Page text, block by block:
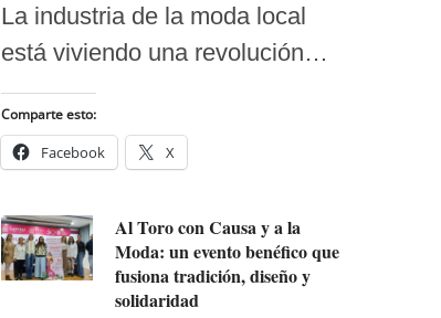
La industria de la moda local
está viviendo una revolución…
Comparte esto:
Facebook X
Al Toro con Causa y a la
Moda: un evento benéfico que
fusiona tradición, diseño y
solidaridad